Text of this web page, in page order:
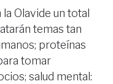
Olavide un total
temas tan
proteínas
tomar
salud mental: